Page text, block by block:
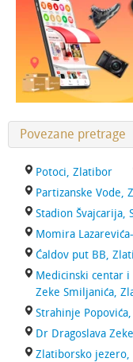
Povezane pretrage
Potoci, Zlatibor
Partizanske Vode,
Stadion Švajcarija,
Momira
Ćaldov put BB,
Medicinski centar i
Zeke Smiljanića,
Strahinje
Dr Dragoslava
Zlatiborsko